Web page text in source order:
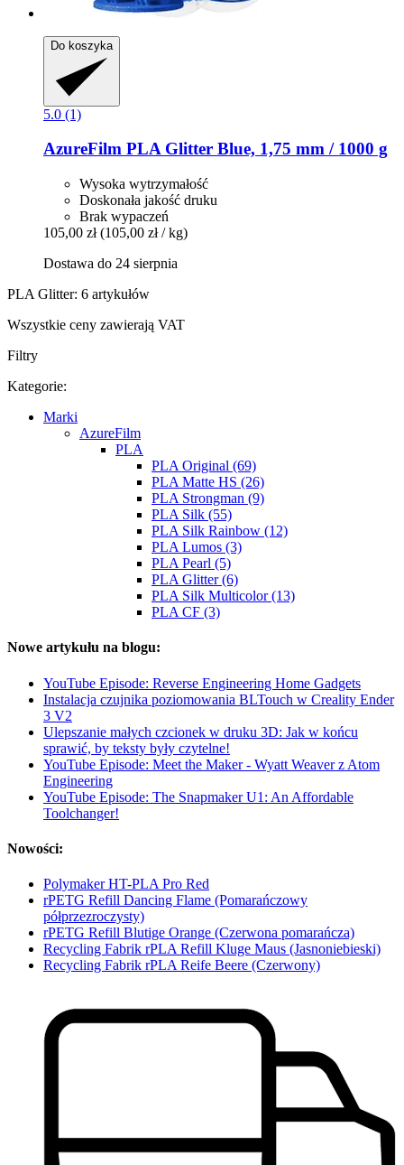
Do koszyka
5.0 (1)
AzureFilm PLA Glitter Blue, 1,75 mm / 1000 g
Wysoka wytrzymałość
Doskonała jakość druku
Brak wypaczeń
105,00 zł (105,00 zł / kg)
Dostawa do 24 sierpnia
PLA Glitter: 6 artykułów
Wszystkie ceny zawierają VAT
Filtry
Kategorie:
Marki
AzureFilm
PLA
PLA Original (69)
PLA Matte HS (26)
PLA Strongman (9)
PLA Silk (55)
PLA Silk Rainbow (12)
PLA Lumos (3)
PLA Pearl (5)
PLA Glitter (6)
PLA Silk Multicolor (13)
PLA CF (3)
Nowe artykułu na blogu:
YouTube Episode: Reverse Engineering Home Gadgets
Instalacja czujnika poziomowania BLTouch w Creality Ender
3 V2
Ulepszanie małych czcionek w druku 3D: Jak w końcu
sprawić, by teksty były czytelne!
YouTube Episode: Meet the Maker - Wyatt Weaver z Atom
Engineering
YouTube Episode: The Snapmaker U1: An Affordable
Toolchanger!
Nowości:
Polymaker HT-PLA Pro Red
rPETG Refill Dancing Flame (Pomarańczowy
półprzezroczysty)
rPETG Refill Blutige Orange (Czerwona pomarańcza)
Recycling Fabrik rPLA Refill Kluge Maus (Jasnoniebieski)
Recycling Fabrik rPLA Reife Beere (Czerwony)